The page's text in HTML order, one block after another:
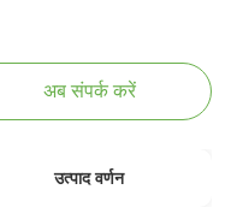
अब संपर्क करें
उत्पाद वर्णन